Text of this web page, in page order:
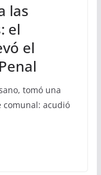
las
el
el
tomó una
acudió